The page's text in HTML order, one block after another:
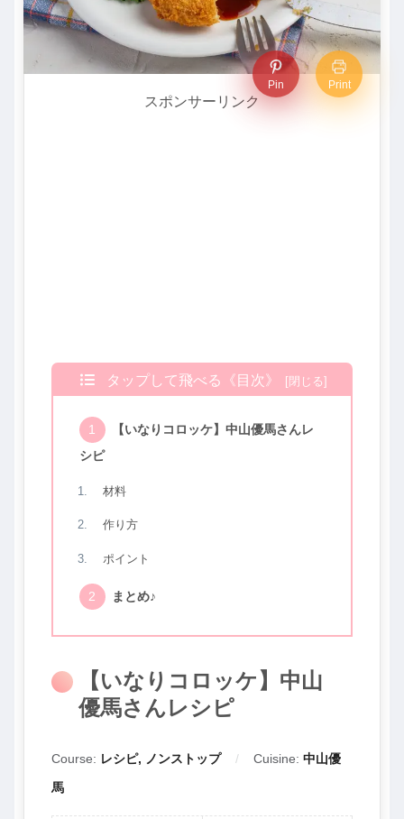
Pin Print
スポンサーリンク
タップして飛べる《目次》
【いなりコロッケ】中山優馬さんレ
シピ
材料
作り方
ポイント
まとめ♪
【いなりコロッケ】中山
優馬さんレシピ
Course: レシピ, ノンストップ Cuisine: 中山優
馬